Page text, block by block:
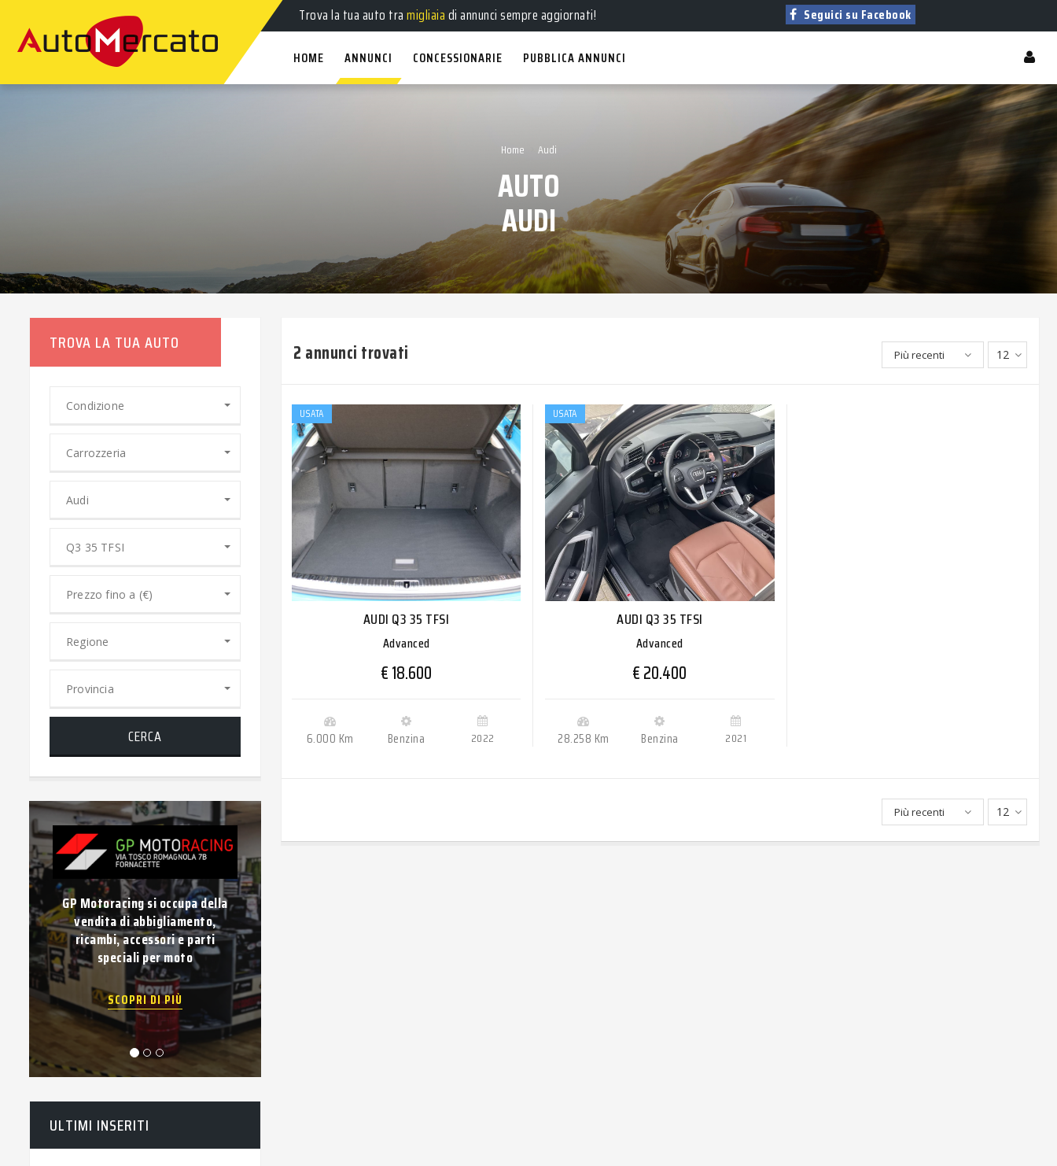
Autonuove,usate, akm 0eaziendaliin vendita!
Trova la tua auto tramigliaiadi annunci sempre aggiornati!
Seguici su Facebook
HOME ANNUNCI CONCESSIONARIE PUBBLICA ANNUNCI
Home Audi
AUTO
AUDI
2 annunci trovati 12
Più recenti
USATA
AUDI Q3 35 TFSI
Advanced
€ 18.600
6.000 Km Benzina 2022
USATA
AUDI Q3 35 TFSI
Advanced
€ 20.400
28.258 Km Benzina 2021
12
Più recenti
TROVA LA TUA AUTO
Condizione
Carrozzeria
Audi
Q3 35 TFSI
Prezzo fino a (€)
Regione
Provincia
CERCA
GP Motoracing si occupa della
vendita di abbigliamento,
ricambi, accessori e parti
speciali per moto
SCOPRI DI PIÙ
Compravendita di auto e veicoli
ULTIMI INSERITI